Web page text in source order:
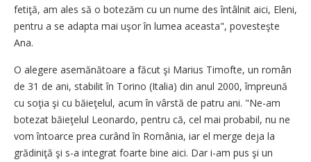
fetiţă, am ales să o botezăm cu un nume des întâlnit aici, Eleni,
pentru a se adapta mai uşor în lumea aceasta", povesteşte
Ana.
O alegere asemănătoare a făcut şi Marius Timofte, un român
de 31 de ani, stabilit în Torino (Italia) din anul 2000, împreună
cu soţia şi cu băieţelul, acum în vârstă de patru ani. "Ne-am
botezat băieţelul Leonardo, pentru că, cel mai probabil, nu ne
vom întoarce prea curând în România, iar el merge deja la
grădiniţă şi s-a integrat foarte bine aici. Dar i-am pus şi un